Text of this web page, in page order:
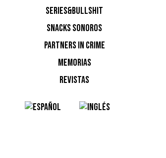
SERIES&BULLSHIT
SNACKS SONOROS
PARTNERS IN CRIME
MEMORIAS
REVISTAS